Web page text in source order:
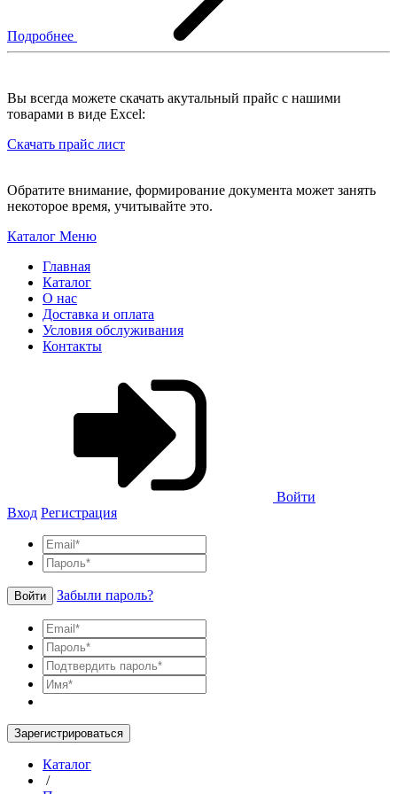
Подробнее
Вы всегда можете скачать акутальный прайс с нашими
товарами в виде Excel:
Скачать прайс лист
Обратите внимание, формирование документа может занять
некоторое время, учитывайте это.
Каталог Меню
Главная
Каталог
О нас
Доставка и оплата
Условия обслуживания
Контакты
Войти
Вход Регистрация
Войти Забыли пароль?
Зарегистрироваться
Каталог
/